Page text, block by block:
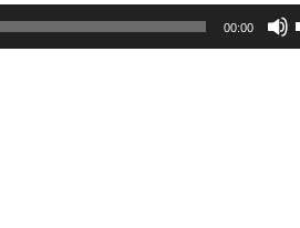
00:00